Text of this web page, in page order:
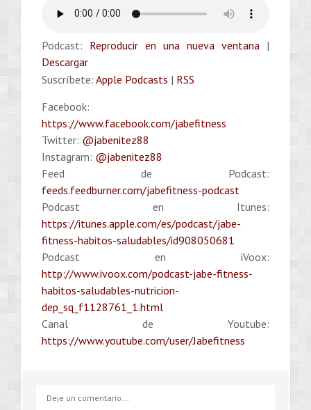
Podcast: Reproducir en una nueva ventana |
Descargar
Suscríbete: Apple Podcasts | RSS
Facebook:
https://www.facebook.com/jabefitness
Twitter: @jabenitez88
Instagram: @jabenitez88
Feed de Podcast:
feeds.feedburner.com/jabefitness-podcast
Podcast en Itunes:
https://itunes.apple.com/es/podcast/jabe-
fitness-habitos-saludables/id908050681
Podcast en iVoox:
http://www.ivoox.com/podcast-jabe-fitness-
habitos-saludables-nutricion-
dep_sq_f1128761_1.html
Canal de Youtube:
https://www.youtube.com/user/Jabefitness